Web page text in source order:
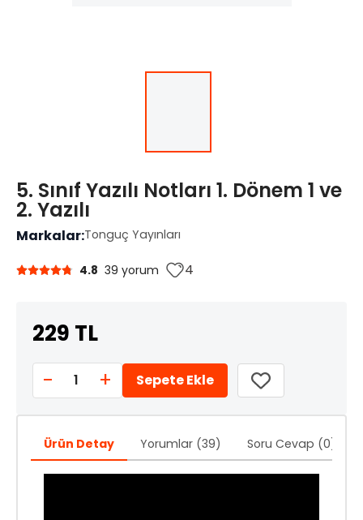
5. Sınıf Yazılı Notları 1. Dönem 1 ve
2. Yazılı
Markalar:Tonguç Yayınları
4.8 39 yorum 4
229 TL
- 1 + Sepete Ekle
Ürün Detay Yorumlar (39) Soru Cevap (0)